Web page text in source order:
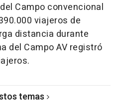
Campo convencional
viajeros de
distancia durante
del Campo AV registró
temas